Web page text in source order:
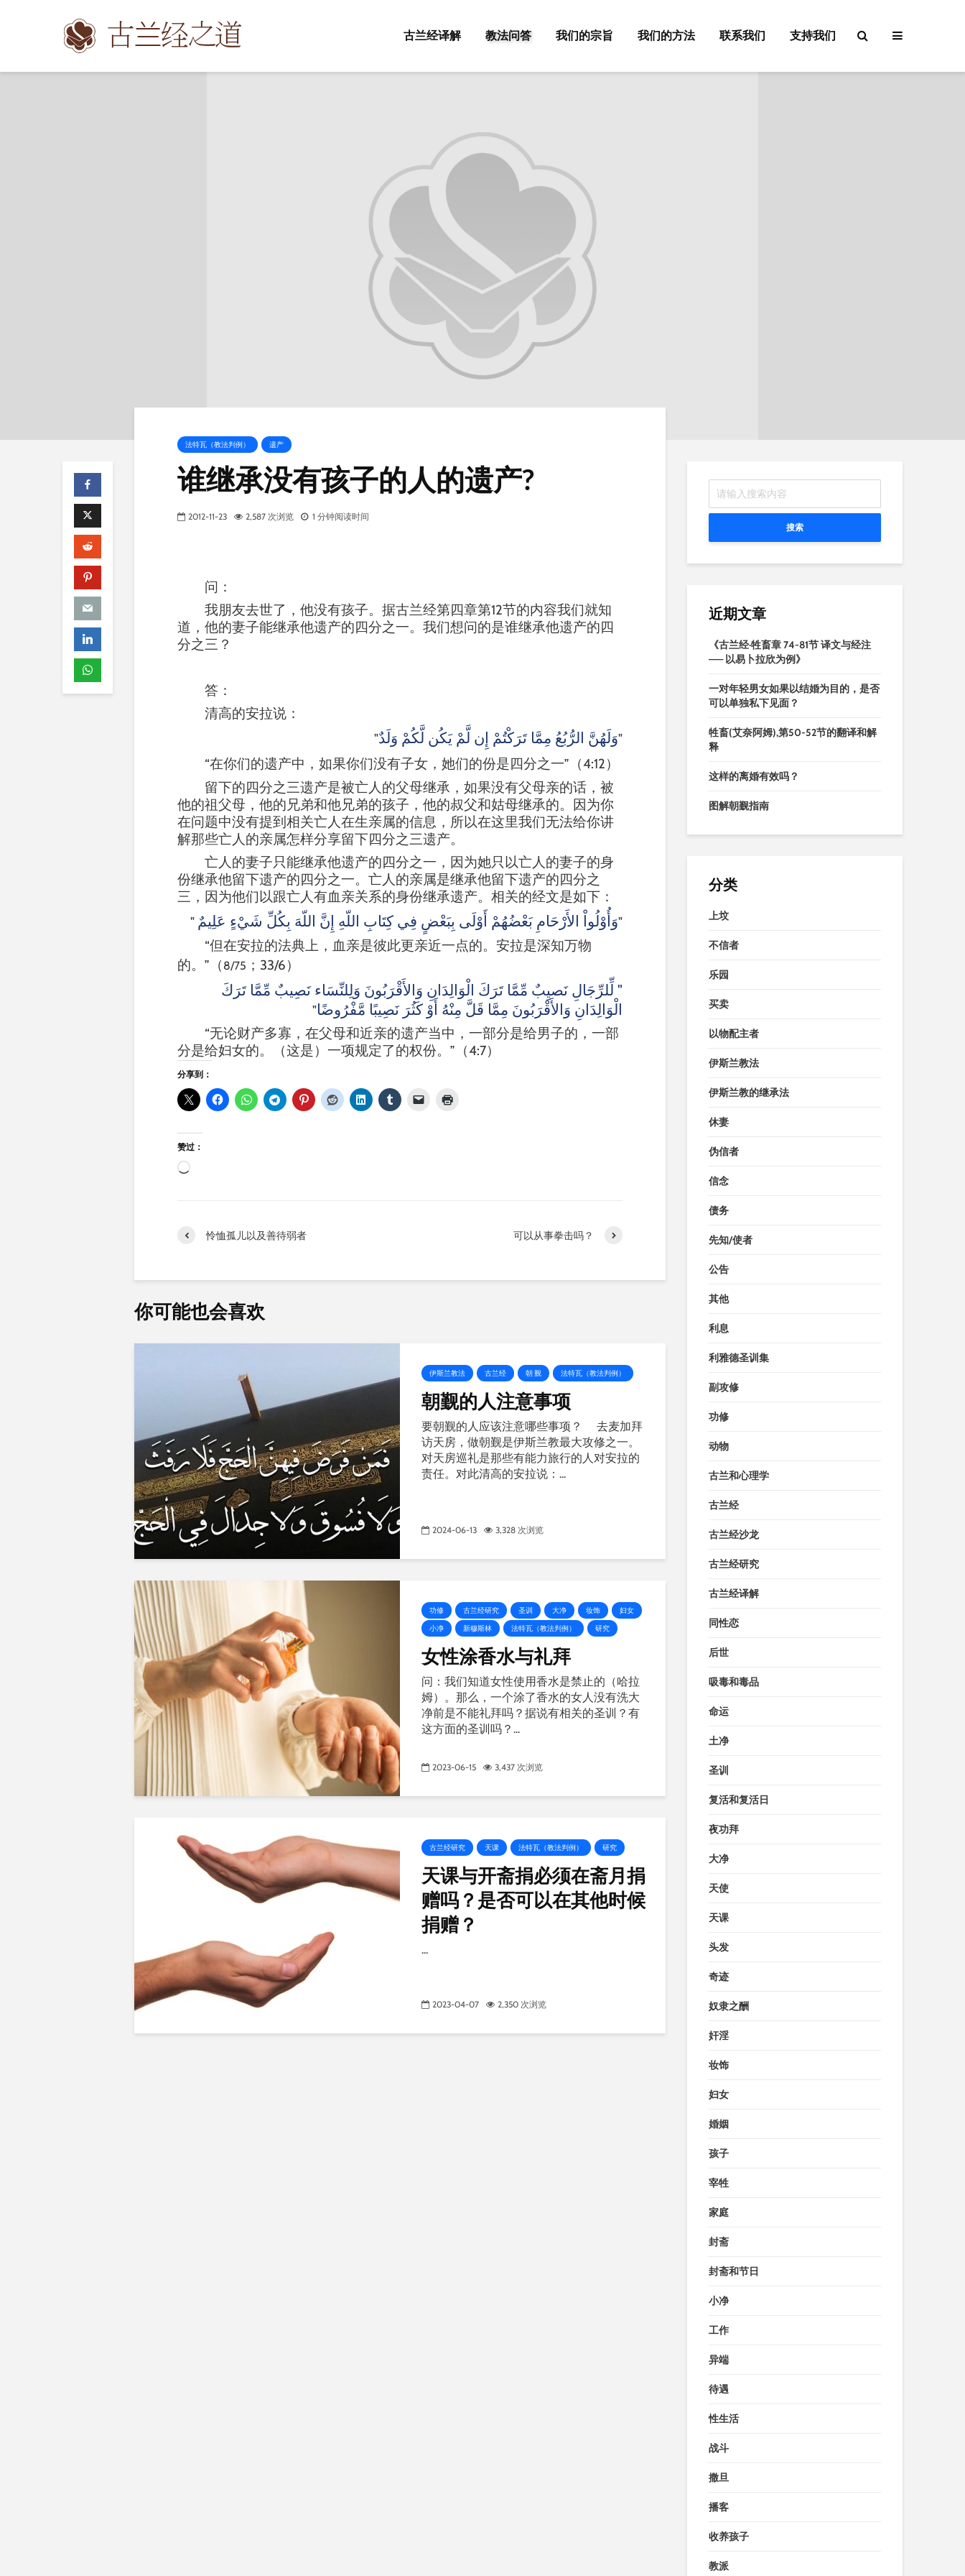
古兰经译解 教法问答 我们的宗旨 我们的方法 联系我们 支持我们
法特瓦（教法判例） 遗产
谁继承没有孩子的人的遗产?
2012-11-23 2,587 次浏览 1 分钟阅读时间
问：
我朋友去世了，他没有孩子。据古兰经第四章第12节的内容我们就知
道，他的妻子能继承他遗产的四分之一。我们想问的是谁继承他遗产的四
分之三？
答：
清高的安拉说：
"وَلَهُنَّ الرُّبُعُ مِمَّا تَرَكْتُمْ إِن لَّمْ يَكُن لَّكُمْ وَلَدٌ"
“在你们的遗产中，如果你们没有子女，她们的份是四分之一”（4:12）
留下的四分之三遗产是被亡人的父母继承，如果没有父母亲的话，被
他的祖父母，他的兄弟和他兄弟的孩子，他的叔父和姑母继承的。因为你
在问题中没有提到相关亡人在生亲属的信息，所以在这里我们无法给你讲
解那些亡人的亲属怎样分享留下四分之三遗产。
亡人的妻子只能继承他遗产的四分之一，因为她只以亡人的妻子的身
份继承他留下遗产的四分之一。亡人的亲属是继承他留下遗产的四分之
三，因为他们以跟亡人有血亲关系的身份继承遗产。相关的经文是如下：
"وَأُوْلُواْ الأَرْحَامِ بَعْضُهُمْ أَوْلَى بِبَعْضٍ فِي كِتَابِ اللّهِ إِنَّ اللّهَ بِكُلِّ شَيْءٍ عَلِيمٌ "
“但在安拉的法典上，血亲是彼此更亲近一点的。安拉是深知万物
的。”（ 8/75 ； 33/6）
" لِّلرِّجَالِ نَصيِبٌ مِّمَّا تَرَكَ الْوَالِدَانِ وَالأَقْرَبُونَ وَلِلنِّسَاء نَصِيبٌ مِّمَّا تَرَكَ
الْوَالِدَانِ وَالأَقْرَبُونَ مِمَّا قَلَّ مِنْهُ أَوْ كَثُرَ نَصِيبًا مَّفْرُوضًا"
“无论财产多寡，在父母和近亲的遗产当中，一部分是给男子的，一部
分是给妇女的。（这是）一项规定了的权份。”（4:7）
分享到：
赞过：
正
怜恤孤儿以及善待弱者 可以从事拳击吗？
你可能也会喜欢
伊斯兰教法 古兰经 朝 觐 法特瓦（教法判例）
朝觐的人注意事项
要朝觐的人应该注意哪些事项？ 去麦加拜
访天房，做朝觐是伊斯兰教最大攻修之一。
对天房巡礼是那些有能力旅行的人对安拉的
责任。对此清高的安拉说：...
2024-06-13 3,328 次浏览
功修 古兰经研究 圣训 大净 妆饰
妇女
小净
新穆斯林 法特瓦（教法判例） 研究
女性涂香水与礼拜
问：我们知道女性使用香水是禁止的（哈拉
姆）。那么，一个涂了香水的女人没有洗大
净前是不能礼拜吗？据说有相关的圣训？有
这方面的圣训吗？...
2023-06-15 3,437 次浏览
古兰经研究 天课 法特瓦（教法判例） 研究
天课与开斋捐必须在斋月捐
赠吗？是否可以在其他时候
捐赠？
...
2023-04-07 2,350 次浏览
搜索
近期文章
《古兰经·牲畜章 74-81节 译文与经注
—— 以易卜拉欣为例》
一对年轻男女如果以结婚为目的，是否
可以单独私下见面？
牲畜(艾奈阿姆),第50-52节的翻译和解
释
这样的离婚有效吗？
图解朝觐指南
分类
上坟
不信者
乐园
买卖
以物配主者
伊斯兰教法
伊斯兰教的继承法
休妻
伪信者
信念
债务
先知/使者
公告
其他
利息
利雅德圣训集
副攻修
功修
动物
古兰和心理学
古兰经
古兰经沙龙
古兰经研究
古兰经译解
同性恋
后世
吸毒和毒品
命运
土净
圣训
复活和复活日
夜功拜
大净
天使
天课
头发
奇迹
奴隶之酬
奸淫
妆饰
妇女
婚姻
孩子
宰牲
家庭
封斋
封斋和节日
小净
工作
异端
待遇
性生活
战斗
撒旦
播客
收养孩子
教派